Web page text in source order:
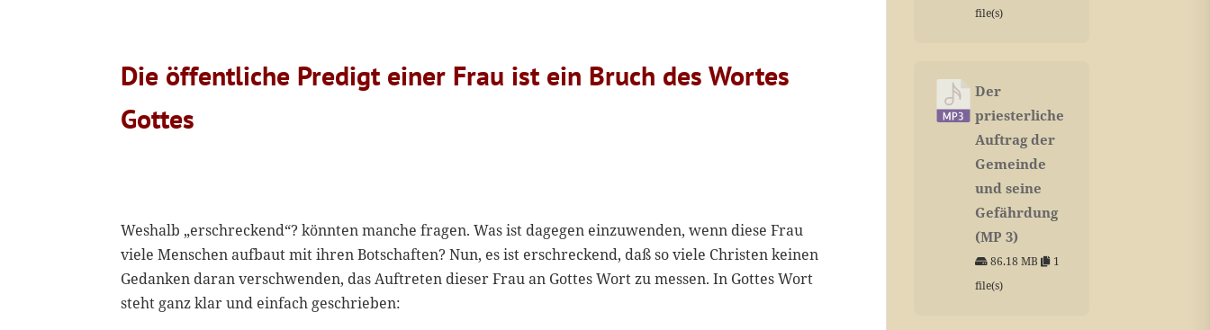
Die öffentliche Predigt einer Frau ist ein Bruch des Wortes
Gottes
Weshalb „erschreckend“? könnten manche fragen. Was ist dagegen einzuwenden, wenn diese Frau
viele Menschen aufbaut mit ihren Botschaften? Nun, es ist erschreckend, daß so viele Christen keinen
Gedanken daran verschwenden, das Auftreten dieser Frau an Gottes Wort zu messen. In Gottes Wort
steht ganz klar und einfach geschrieben:
file(s)
Der
priesterliche
Auftrag der
Gemeinde
und seine
Gefährdung
(MP 3)
86.18 MB
1
file(s)